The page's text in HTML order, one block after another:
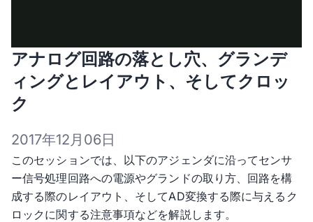
Video
アナログ回路の落とし穴、グランデ
ィングとレイアウト、そしてクロッ
ク
2017年12月06日
このセッションでは、以下のアジェンダに沿ってセンサ
ー信号処理回路への電源やグランドの取り方、回路を構
成する際のレイアウト、そしてAD変換する際に与えるク
ロックに関する注意事項などを解説します。